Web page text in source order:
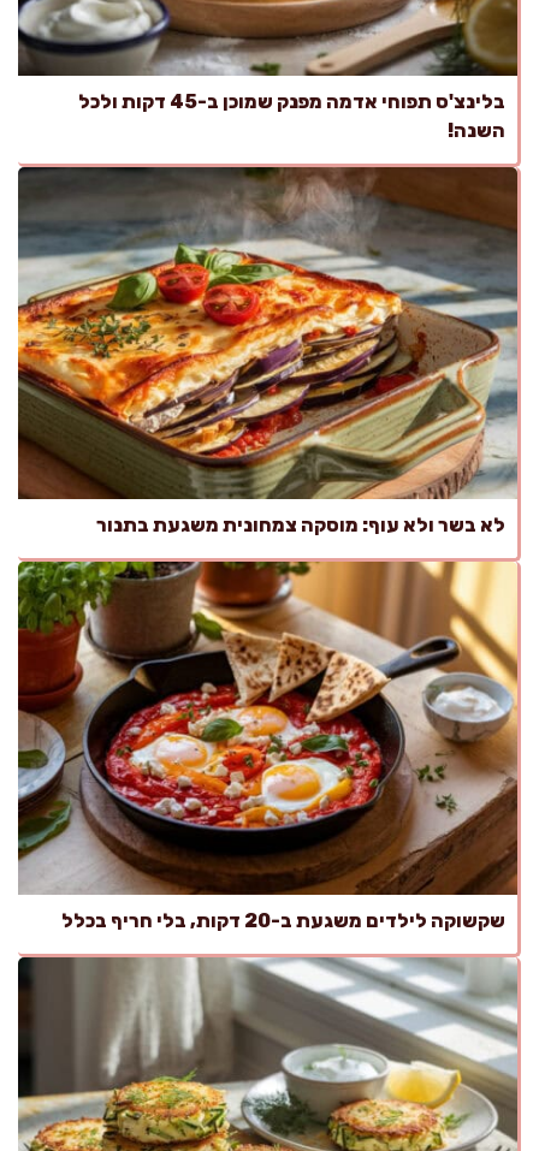
בלינצ'ס תפוחי אדמה מפנק שמוכן ב-45 דקות ולכל
השנה!
לא בשר ולא עוף: מוסקה צמחונית משגעת בתנור
שקשוקה לילדים משגעת ב-20 דקות, בלי חריף בכלל